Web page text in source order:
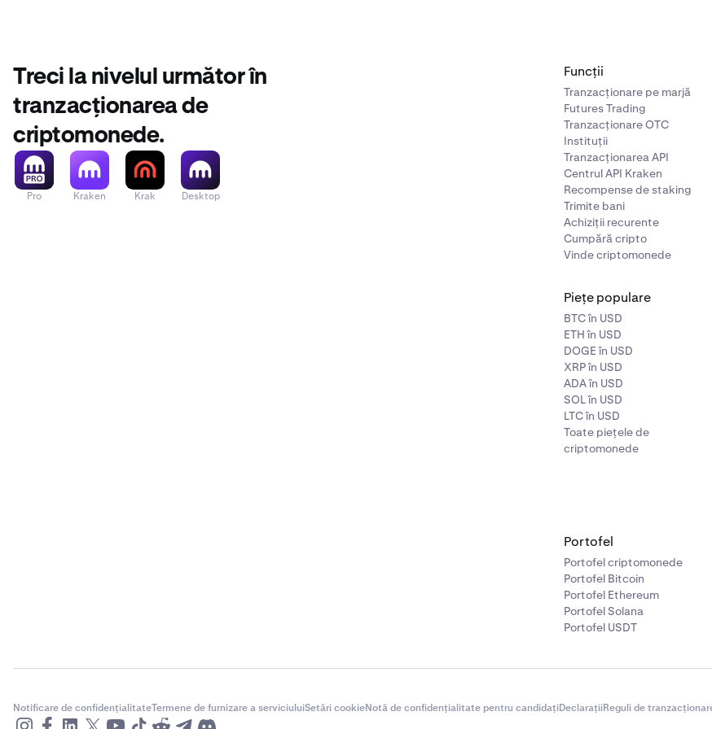
Treci la nivelul următor în
tranzacționarea de
criptomonede.
Pro Kraken Krak Desktop
Funcții
Tranzacționare pe marjă
Futures Trading
Tranzacționare OTC
Instituții
Tranzacționarea API
Centrul API Kraken
Recompense de staking
Trimite bani
Achiziții recurente
Cumpără cripto
Vinde criptomonede
Piețe populare
BTC în USD
ETH în USD
DOGE în USD
XRP în USD
ADA în USD
SOL în USD
LTC în USD
Toate piețele de
criptomonede
Portofel
Portofel criptomonede
Portofel Bitcoin
Portofel Ethereum
Portofel Solana
Portofel USDT
Notificare de confidențialitateTermene de furnizare a serviciuluiSetări cookieNotă de confidențialitate pentru candidațiDeclarațiiReguli de